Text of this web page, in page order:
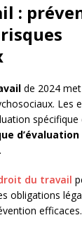
:
de 2024 met
Les
spécifique
.
du travail
obligations
efficaces.